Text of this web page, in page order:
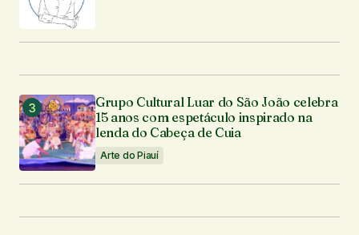
Grupo Cultural Luar do São João celebra
15 anos com espetáculo inspirado na
lenda do Cabeça de Cuia
Arte do Piauí